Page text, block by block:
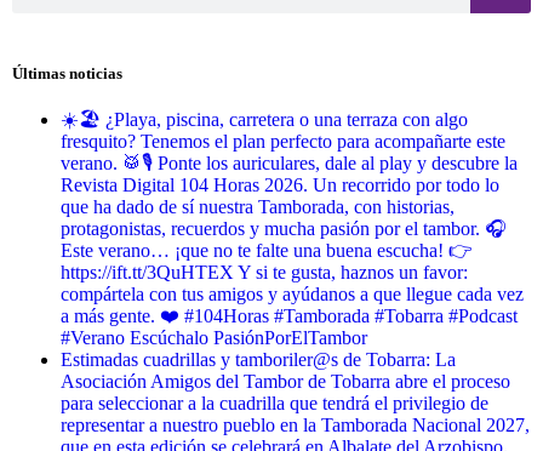
Últimas noticias
☀️🏖️ ¿Playa, piscina, carretera o una terraza con algo
fresquito? Tenemos el plan perfecto para acompañarte este
verano. 🥁🎙️ Ponte los auriculares, dale al play y descubre la
Revista Digital 104 Horas 2026. Un recorrido por todo lo
que ha dado de sí nuestra Tamborada, con historias,
protagonistas, recuerdos y mucha pasión por el tambor. 🎧
Este verano… ¡que no te falte una buena escucha! 👉
https://ift.tt/3QuHTEX Y si te gusta, haznos un favor:
compártela con tus amigos y ayúdanos a que llegue cada vez
a más gente. ❤️ #104Horas #Tamborada #Tobarra #Podcast
#Verano Escúchalo PasiónPorElTambor
Estimadas cuadrillas y tamboriler@s de Tobarra: La
Asociación Amigos del Tambor de Tobarra abre el proceso
para seleccionar a la cuadrilla que tendrá el privilegio de
representar a nuestro pueblo en la Tamborada Nacional 2027,